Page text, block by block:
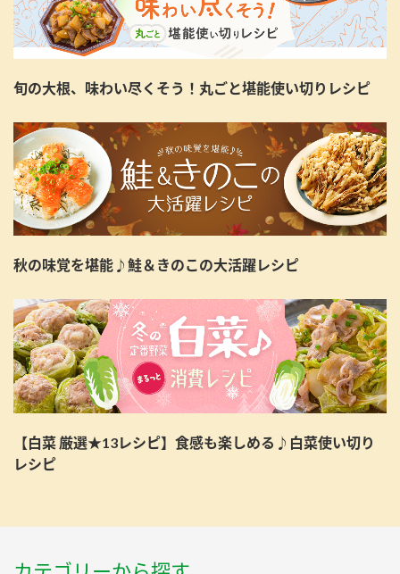
旬の大根、味わい尽くそう！丸ごと堪能使い切りレシピ
秋の味覚を堪能♪鮭＆きのこの大活躍レシピ
【白菜 厳選★13レシピ】食感も楽しめる♪白菜使い切り
レシピ